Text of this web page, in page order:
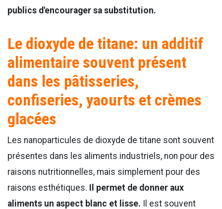
publics d'encourager sa substitution.
Le dioxyde de titane: un additif
alimentaire souvent présent
dans les pâtisseries,
confiseries, yaourts et crèmes
glacées
Les nanoparticules de dioxyde de titane sont souvent
présentes dans les aliments industriels, non pour des
raisons nutritionnelles, mais simplement pour des
raisons esthétiques. Il permet de donner aux
aliments un aspect blanc et lisse. Il est souvent